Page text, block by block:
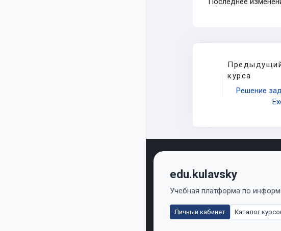
курса
Решение
edu.kulavsky
Учебная платформа по
Личный кабинет Каталог